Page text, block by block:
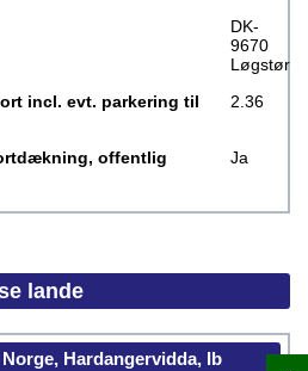
DK-
9670
Løgstør
incl. evt. parkering til
2.36
offentlig
Ja
lande
Hardangervidda, Ib